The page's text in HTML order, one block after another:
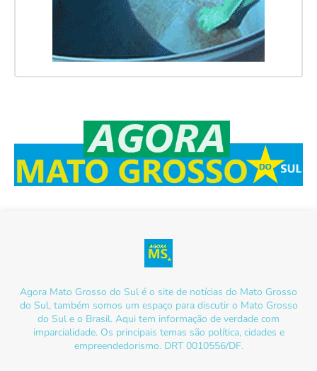
Agora Mato Grosso do Sul é o site de notícias do Mato Grosso
do Sul, também somos um espaço para discutir o Mato Grosso
do Sul e o Brasil. Aqui tem informação de verdade com
imparcialidade. Os principais temas são política, cidades e
empreendedorismo. DRT 0010556/DF.